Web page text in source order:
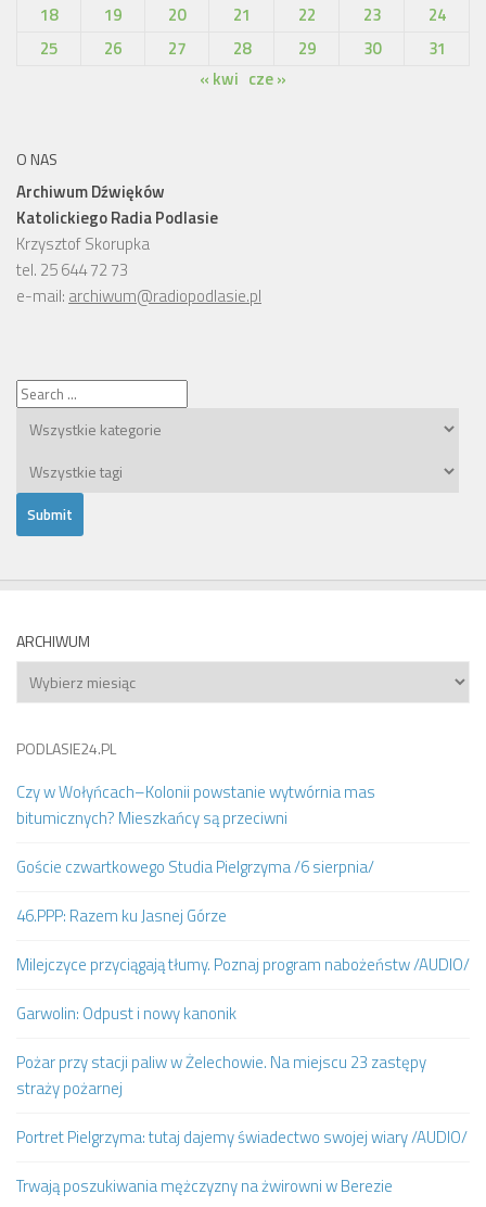
18
19 20 21 22 23
24
25
26 27 28 29 30
31
« kwi cze »
O NAS
Archiwum Dźwięków
Katolickiego Radia Podlasie
Krzysztof Skorupka
tel. 25 644 72 73
e-mail: archiwum@radiopodlasie.pl
ARCHIWUM
Archiwum
PODLASIE24.PL
Czy w Wołyńcach–Kolonii powstanie wytwórnia mas
bitumicznych? Mieszkańcy są przeciwni
Goście czwartkowego Studia Pielgrzyma /6 sierpnia/
46.PPP: Razem ku Jasnej Górze
Milejczyce przyciągają tłumy. Poznaj program nabożeństw /AUDIO/
Garwolin: Odpust i nowy kanonik
Pożar przy stacji paliw w Żelechowie. Na miejscu 23 zastępy
straży pożarnej
Portret Pielgrzyma: tutaj dajemy świadectwo swojej wiary /AUDIO/
Trwają poszukiwania mężczyzny na żwirowni w Berezie